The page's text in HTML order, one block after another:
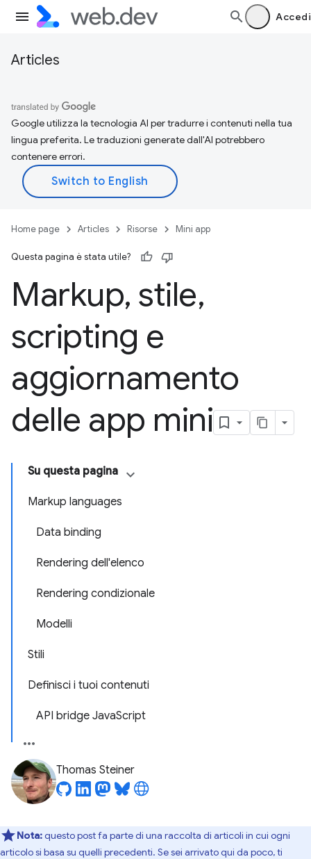
Accedi
Articles
Google utilizza la tecnologia AI per tradurre i contenuti nella tua
lingua preferita. Le traduzioni generate dall'AI potrebbero
contenere errori.
Home page Articles Risorse Mini app
Questa pagina è stata utile?
Markup, stile,
scripting e
aggiornamento
delle app mini
Su questa pagina
Markup languages
Data binding
Rendering dell'elenco
Rendering condizionale
Modelli
Stili
Definisci i tuoi contenuti
API bridge JavaScript
Thomas Steiner
Nota:questo post fa parte di una raccolta di articoli in cui ogni
articolo si basa su quelli precedenti. Se sei arrivato qui da poco, ti